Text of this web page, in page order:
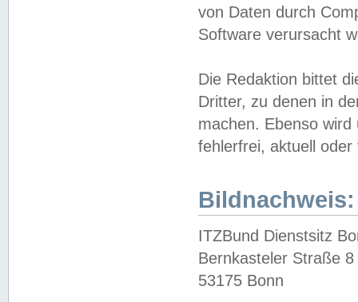
von Daten durch
Software verursacht
Die Redaktion bittet
Dritter, zu denen in
machen. Ebenso
fehlerfrei, aktuell oder
Bildnachweis:
ITZBund Dienstsitz
Bernkasteler Straße 8
53175 Bonn